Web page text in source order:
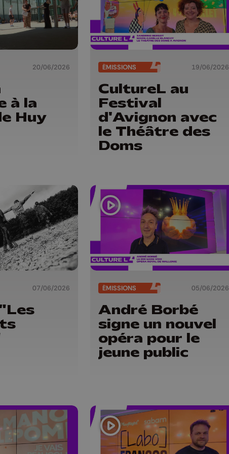
20/06/2026
à la
Huy
ÉMISSIONS 19/06/2026
CultureL au
Festival
d'Avignon avec
le Théâtre des
Doms
07/06/2026 ÉMISSIONS 05/06/2026
André Borbé
signe un nouvel
opéra pour le
jeune public